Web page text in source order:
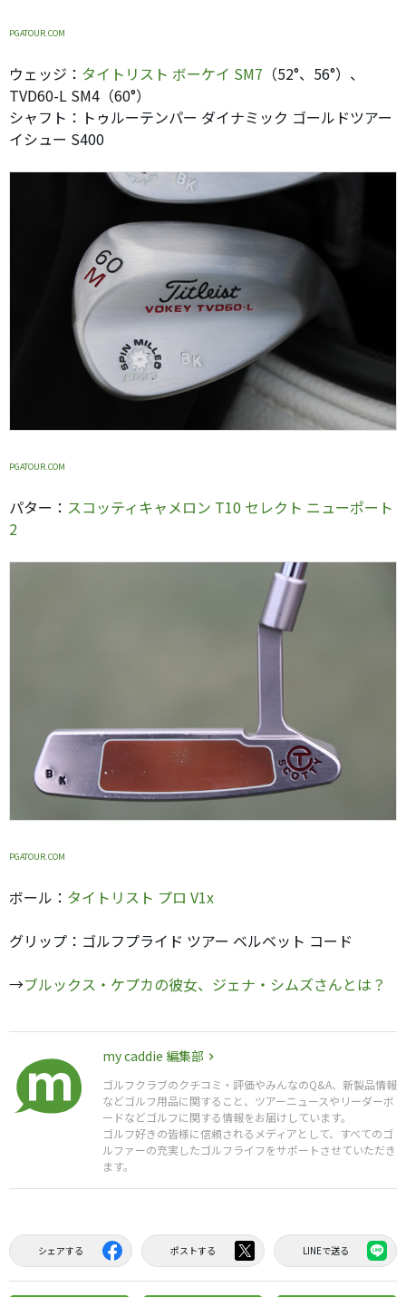
PGATOUR.COM
ウェッジ： タイトリスト ボーケイ SM7 （52°、56°）、
TVD60-L SM4（60°）
シャフト：トゥルーテンパー ダイナミック ゴールドツアー
イシュー S400
PGATOUR.COM
パター： スコッティキャメロン T10 セレクト ニューポート
2
PGATOUR.COM
ボール： タイトリスト プロ V1x
グリップ：ゴルフプライド ツアー ベルベット コード
→ブルックス・ケプカの彼女、ジェナ・シムズさんとは？
my caddie 編集部
ゴルフクラブのクチコミ・評価やみんなのQ&A、新製品情報
などゴルフ用品に関すること、ツアーニュースやリーダーボ
ードなどゴルフに関する情報をお届けしています。
ゴルフ好きの皆様に信頼されるメディアとして、すべてのゴ
ルファーの充実したゴルフライフをサポートさせていただき
ます。
シェアする ポストする LINEで送る